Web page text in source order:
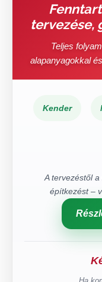
tervezése,
Teljes
alapanyagokkal
Kender
A tervezéstől
építkezést –